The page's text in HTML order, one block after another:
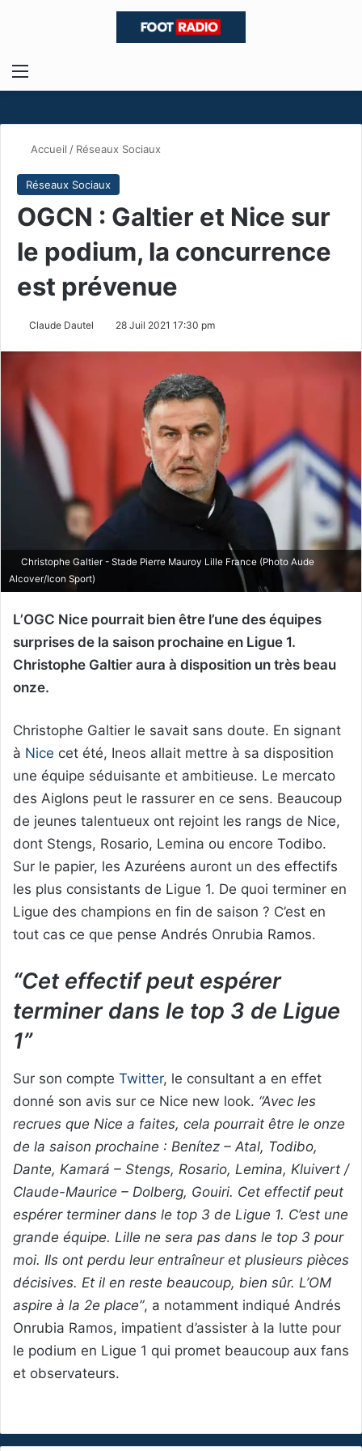
Menu
Accueil / Réseaux Sociaux
Réseaux Sociaux
OGCN : Galtier et Nice sur
le podium, la concurrence
est prévenue
Claude Dautel 28 Juil 2021 17:30 pm
Christophe Galtier - Stade Pierre Mauroy Lille France (Photo Aude
Alcover/Icon Sport)
L’OGC Nice pourrait bien être l’une des équipes
surprises de la saison prochaine en Ligue 1.
Christophe Galtier aura à disposition un très beau
onze.
Christophe Galtier le savait sans doute. En signant
à Nice cet été, Ineos allait mettre à sa disposition
une équipe séduisante et ambitieuse. Le mercato
des Aiglons peut le rassurer en ce sens. Beaucoup
de jeunes talentueux ont rejoint les rangs de Nice,
dont Stengs, Rosario, Lemina ou encore Todibo.
Sur le papier, les Azuréens auront un des effectifs
les plus consistants de Ligue 1. De quoi terminer en
Ligue des champions en fin de saison ? C’est en
tout cas ce que pense Andrés Onrubia Ramos.
“Cet effectif peut espérer
terminer dans le top 3 de Ligue
1”
Sur son compte Twitter, le consultant a en effet
donné son avis sur ce Nice new look. “Avec les
recrues que Nice a faites, cela pourrait être le onze
de la saison prochaine : Benítez – Atal, Todibo,
Dante, Kamará – Stengs, Rosario, Lemina, Kluivert /
Claude-Maurice – Dolberg, Gouiri. Cet effectif peut
espérer terminer dans le top 3 de Ligue 1. C’est une
grande équipe. Lille ne sera pas dans le top 3 pour
moi. Ils ont perdu leur entraîneur et plusieurs pièces
décisives. Et il en reste beaucoup, bien sûr. L’OM
aspire à la 2e place”, a notamment indiqué Andrés
Onrubia Ramos, impatient d’assister à la lutte pour
le podium en Ligue 1 qui promet beaucoup aux fans
et observateurs.